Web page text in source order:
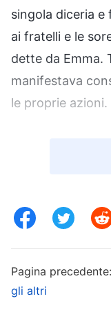
singola diceria e
ai fratelli e le
dette da Emma.
manifestava
le proprie azioni.
“Cosa farai se
alle verità
leader, non
leader abbiamo
parola di Dio: “
di Dio
Pagina precedente:
gli altri